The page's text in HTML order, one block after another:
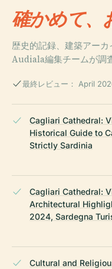
確かめて、
歴史的記録、建築アーカ
Audiala編集チームが調
最終レビュー： April
Cagliari Cathedral:
Historical Guide to
Strictly Sardinia
Cagliari Cathedral:
Architectural
2024, Sardegna
Cultural and